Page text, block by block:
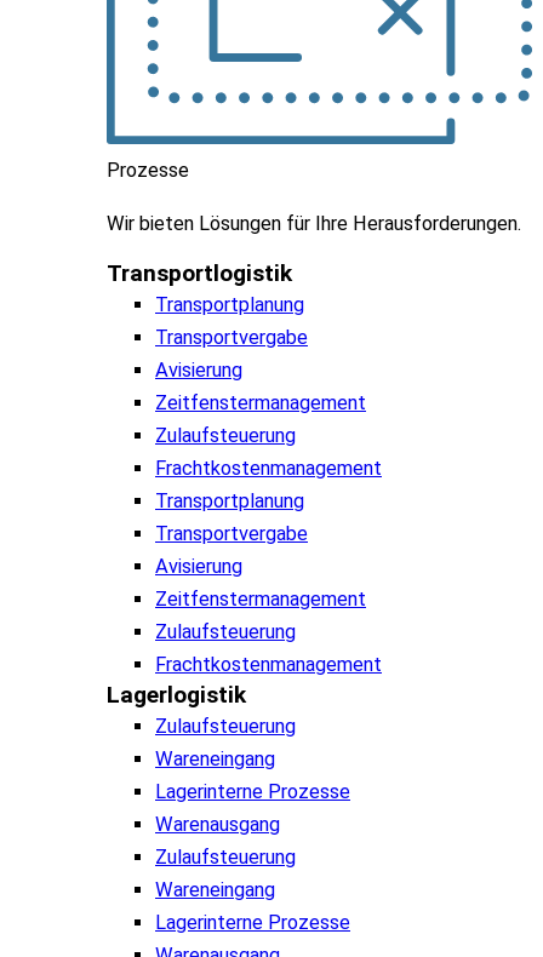
Prozesse
Wir bieten Lösungen für Ihre Herausforderungen.
Transportlogistik
Transportplanung
Transportvergabe
Avisierung
Zeitfenstermanagement
Zulaufsteuerung
Frachtkostenmanagement
Transportplanung
Transportvergabe
Avisierung
Zeitfenstermanagement
Zulaufsteuerung
Frachtkostenmanagement
Lagerlogistik
Zulaufsteuerung
Wareneingang
Lagerinterne Prozesse
Warenausgang
Zulaufsteuerung
Wareneingang
Lagerinterne Prozesse